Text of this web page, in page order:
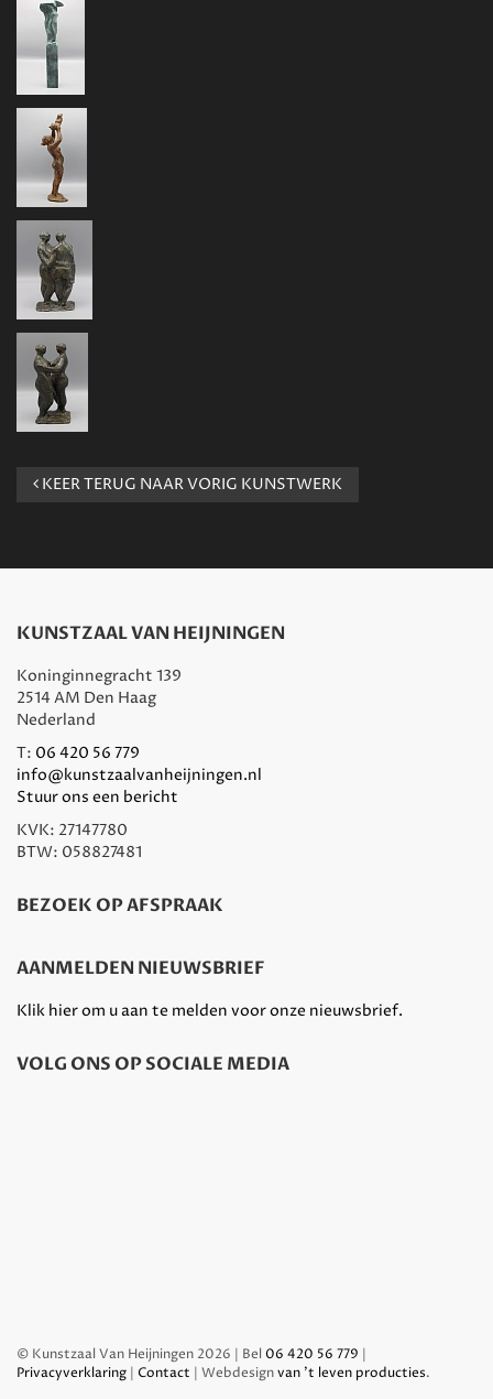
KEER TERUG NAAR VORIG KUNSTWERK
KUNSTZAAL VAN HEIJNINGEN
Koninginnegracht 139
2514 AM Den Haag
Nederland
T: 06 420 56 779
info@kunstzaalvanheijningen.nl
Stuur ons een bericht
KVK: 27147780
BTW: 058827481
BEZOEK OP AFSPRAAK
AANMELDEN NIEUWSBRIEF
Klik hier om u aan te melden voor onze nieuwsbrief.
VOLG ONS OP SOCIALE MEDIA
© Kunstzaal Van Heijningen 2026 | Bel 06 420 56 779 |
Privacyverklaring | Contact | Webdesignvan 't leven producties.